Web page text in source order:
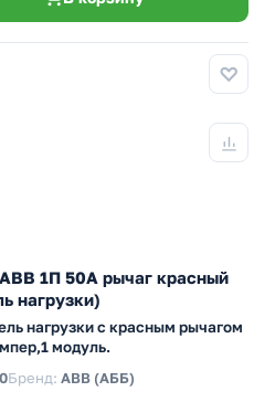
1П 50А рычаг красный
нагрузки)
нагрузки с красным рычагом
модуль.
Бренд: ABB (АББ)